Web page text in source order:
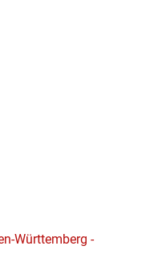
Württemberg -